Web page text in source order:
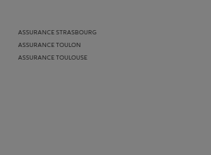
ASSURANCE STRASBOURG
ASSURANCE TOULON
ASSURANCE TOULOUSE